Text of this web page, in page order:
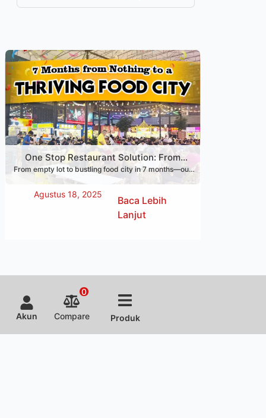
One Stop Restaurant Solution: From
Empty Lot to Food City in Just 7 Months
From empty lot to bustling food city in 7 months—our
One Stop Restaurant Solution covers design, setup &
training to make your restaurant dream real.
Agustus 18, 2025
Baca Lebih
Lanjut
Akun Compare
0
Produk